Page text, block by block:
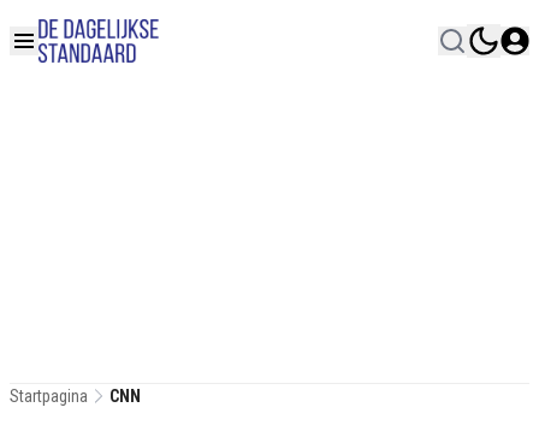
Startpagina CNN